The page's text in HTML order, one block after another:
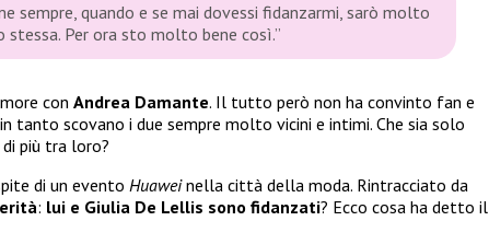
sempre, quando e se mai dovessi fidanzarmi, sarò molto
stessa. Per ora sto molto bene così.”
con Andrea Damante. Il tutto però non ha convinto fan e
tanto scovano i due sempre molto vicini e intimi. Che sia solo
di più tra loro?
di un evento Huaweinella città della moda. Rintracciato da
: lui e Giulia De Lellis sono fidanzati? Ecco cosa ha detto il